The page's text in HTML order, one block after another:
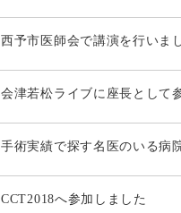
西予市医師会で講演を行いま
会津若松ライブに座長として
手術実績で探す名医のいる病
CCT2018へ参加しました